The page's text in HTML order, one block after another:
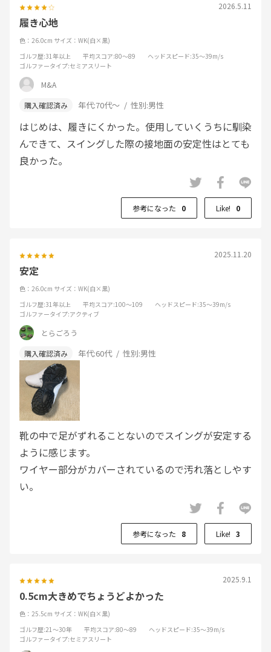
2026.5.11
履き心地
色：26.0cm サイズ：WK(白×黒)
ゴルフ歴:31年以上 平均スコア:80～89 ヘッドスピード:35～39m/s
ゴルファータイプ:セミアスリート
M&A
年代:70代～ 性別:男性
はじめは、履きにくかった。使用していくうちに馴染
んできて、スイングした際の接地面の安定性はとても
良かった。
参考になった 0 Like! 0
2025.11.20
安定
色：26.0cm サイズ：WK(白×黒)
ゴルフ歴:31年以上 平均スコア:100～109 ヘッドスピード:35～39m/s
ゴルファータイプ:アクティブ
とらごろう
年代:60代 性別:男性
靴の中で足がずれることないのでスイングが安定する
ように感じます。
ワイヤー部分がカバーされているので汚れ落としやす
い。
参考になった 8 Like! 3
2025.9.1
0.5cm大きめでちょうどよかった
色：25.5cm サイズ：WK(白×黒)
ゴルフ歴:21～30年 平均スコア:80～89 ヘッドスピード:35～39m/s
ゴルファータイプ:セミアスリート